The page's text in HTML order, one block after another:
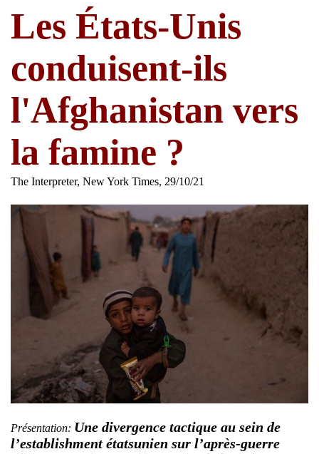
Les États-Unis
conduisent-ils
l'Afghanistan vers
la famine ?
The Interpreter, New York Times, 29/10/21
Présentation: Une divergence tactique au sein de
l’establishment étatsunien sur l’après-guerre